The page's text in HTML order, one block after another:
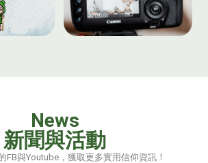
News
新聞與活動
FB與Youtube，獲取更多實用信仰資訊！